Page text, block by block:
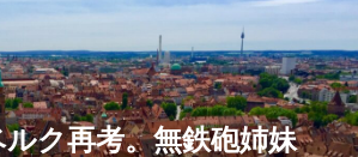
ク再考。無鉄砲姉妹